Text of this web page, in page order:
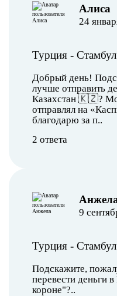
Алиса
24
Турция - Стамбул
Добрый день!
лучше отправить
Казахстан 🇰🇿?
отправлял на
благодарю за п..
2 ответа
9
Турция - Стамбул
Подскажите,
перевести деньги
короне"?..